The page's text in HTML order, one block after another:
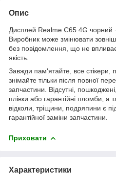
Опис
Дисплей Realme C65 4G чорний
Виробник може змінювати
без повідомлення, що не впливає
якість.
Завжди пам'ятайте, все стікери,
знімайте тільки після повної
запчастини. Відсутні,
плівки або гарантійні пломби, а
відколи, тріщини, подряпини є
гарантійної заміни запчастини.
Приховати
Характеристики